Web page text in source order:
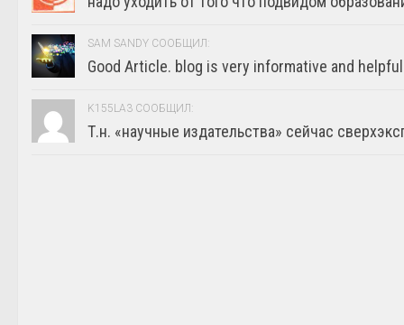
SAM SANDY СООБЩИЛ:
Good Article. blog is very informative and helpful
K155LA3 СООБЩИЛ:
Т.н. «научные издательства» сейчас